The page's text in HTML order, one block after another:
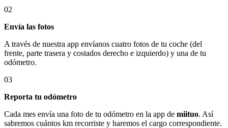
02
Envía las fotos
A través de nuestra app envíanos cuatro fotos de tu coche (del
frente, parte trasera y costados derecho e izquierdo) y una de tu
odómetro.
03
Reporta tu odómetro
Cada mes envía una foto de tu odómetro en la app de miituo. Así
sabremos cuántos km recorriste y haremos el cargo correspondiente.